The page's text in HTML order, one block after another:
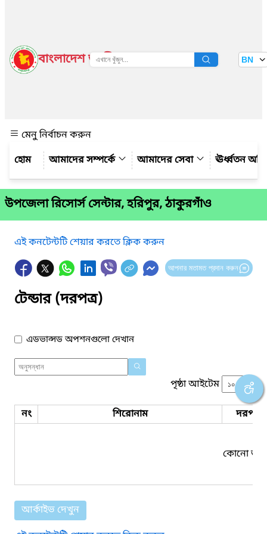
বাংলাদেশ জাতীয় তথ্য বাতায়ন BN
মেনু নির্বাচন করুন
আমাদের সম্পর্কে
আমাদের সেবা ঊর্ধ্বতন
উপজেলা রিসোর্স সেন্টার, হরিপুর, ঠাকুরগাঁও
এই কনটেন্টটি শেয়ার করতে ক্লিক করুন
আপনার মতামত প্রদান করুন
টেন্ডার (দরপত্র)
এডভান্সড অপশনগুলো দেখান
পৃষ্ঠা আইটেম
নং শিরোনাম দরপত্র
কোনো তথ্য
আর্কাইভ দেখুন